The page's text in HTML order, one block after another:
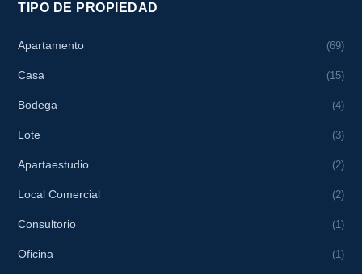
TIPO DE PROPIEDAD
Apartamento (69)
Casa (15)
Bodega (4)
Lote (3)
Apartaestudio (2)
Local Comercial (2)
Consultorio (1)
Oficina (1)